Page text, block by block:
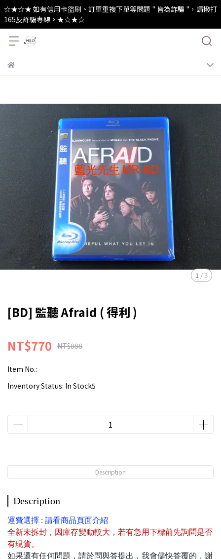
☆★☆★ 如有信用卡盜刷、訂單重複下單等問題 " 皆為詐騙 "，請撥打
165反詐騙專線。★☆★☆
1 /3
[BD] 監聽 Afraid ( 得利 )
NT$770 NT$888
Item No.:
Inventory Status: In Stock5
Description
Description
運費選擇 : 請看商品頁面介紹
全新未拆封 ， 因庫存變動較大，若有急用下標前先詢問是否
有現貨。
如果還有任何問題，請於問與答提出，我會儘快答覆的，謝